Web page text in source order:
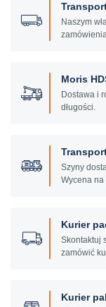
Naszym
Moris
Dostawa i
długości.
Szyny
Wycena
Kurier
Skontaktuj
zamówić
Kurier